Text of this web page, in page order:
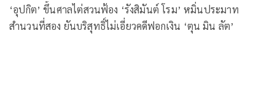
‘อุปกิต’ ขึ้นศาลไต่สวนฟ้อง ‘รังสิมันต์ โรม’ หมิ่นประมาท
สำนวนที่สอง ยันบริสุทธิ์ไม่เอี่ยวคดีฟอกเงิน ‘ตุน มิน ลัต’